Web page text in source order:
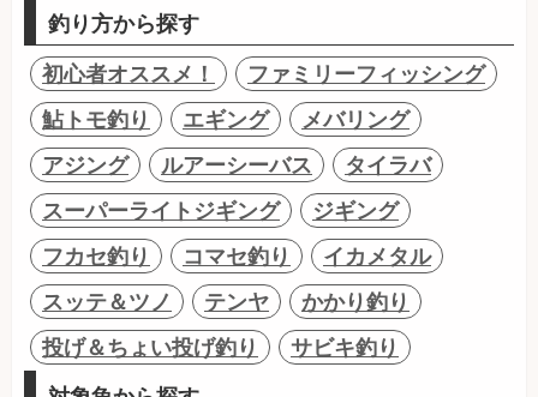
釣り方から探す
初心者オススメ！
ファミリーフィッシング
鮎トモ釣り
エギング
メバリング
アジング
ルアーシーバス
タイラバ
スーパーライトジギング
ジギング
フカセ釣り
コマセ釣り
イカメタル
スッテ＆ツノ
テンヤ
かかり釣り
投げ＆ちょい投げ釣り
サビキ釣り